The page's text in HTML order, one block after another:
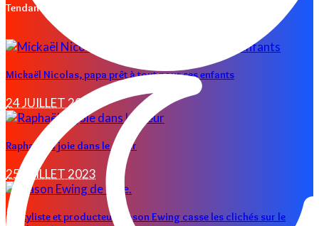
Tendances
Mickaël Nicolas, papa prêt à tout pour ses enfants
24 JUILLET 2023
Raphaël, la joie dans le cœur
25 JUILLET 2023
Le styliste et producteur Mason Ewing casse les clichés sur le